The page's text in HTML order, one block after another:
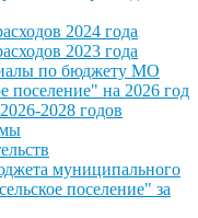
2024 года
2023 года
по бюджету МО
поселение" на 2026 год
2028 годов
муниципального
поселение" за